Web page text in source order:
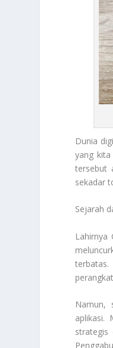
Dunia
yang kita
tersebut
sekadar
Sejarah
terbatas.
Namun,
aplikasi.
strategis